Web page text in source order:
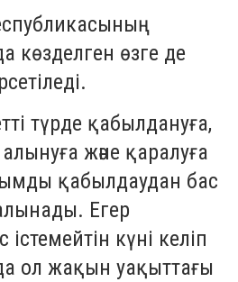
көзделген өзге де
түрде қабылдануға,
және қаралуға
қабылдаудан бас
Егер
күні келіп
ол жақын уақыттағы